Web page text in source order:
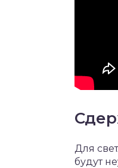
Для
будут